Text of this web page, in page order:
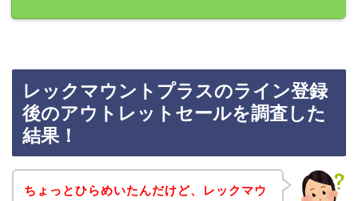
レックマウントプラスのライン登録
後のアウトレットセールを調査した
結果！
ちょっとひらめいたんだけど、レックマウ